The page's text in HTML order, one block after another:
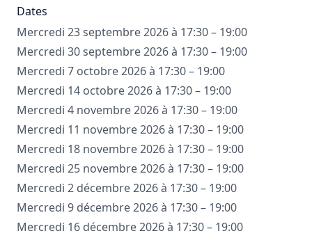
Dates
Mercredi 23 septembre 2026 à 17:30 – 19:00
Mercredi 30 septembre 2026 à 17:30 – 19:00
Mercredi 7 octobre 2026 à 17:30 – 19:00
Mercredi 14 octobre 2026 à 17:30 – 19:00
Mercredi 4 novembre 2026 à 17:30 – 19:00
Mercredi 11 novembre 2026 à 17:30 – 19:00
Mercredi 18 novembre 2026 à 17:30 – 19:00
Mercredi 25 novembre 2026 à 17:30 – 19:00
Mercredi 2 décembre 2026 à 17:30 – 19:00
Mercredi 9 décembre 2026 à 17:30 – 19:00
Mercredi 16 décembre 2026 à 17:30 – 19:00